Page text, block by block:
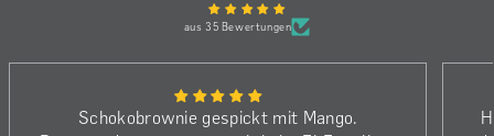
aus 35 Bewertungen
Schokobrownie gespickt mit Mango.